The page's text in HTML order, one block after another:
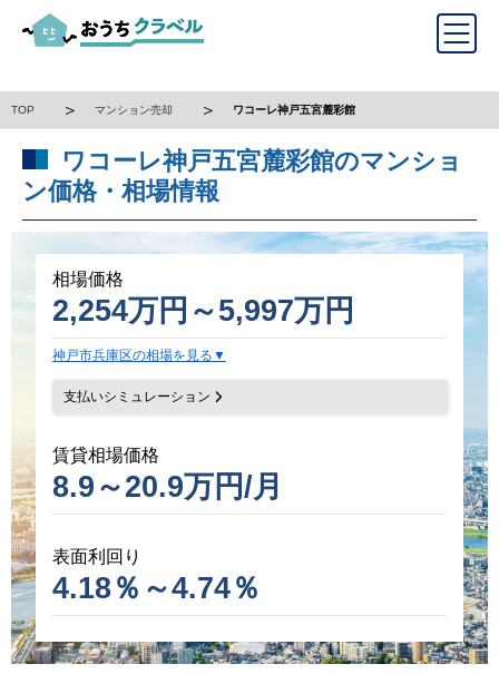
TOP マンション売却 ワコーレ神戸五宮麓彩館
ワコーレ神戸五宮麓彩館のマンショ
ン価格・相場情報
相場価格
2,254万円～5,997万円
神戸市兵庫区の相場を見る
支払いシミュレーション
賃貸相場価格
8.9～20.9万円/月
表面利回り
4.18％～4.74％